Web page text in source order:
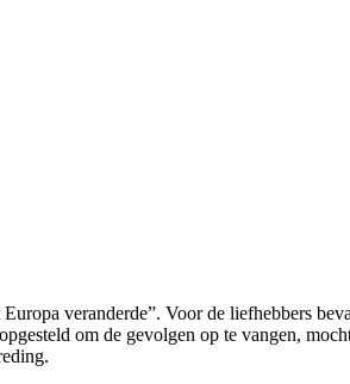
veranderde”. Voor de liefhebbers
om de gevolgen op te vangen,